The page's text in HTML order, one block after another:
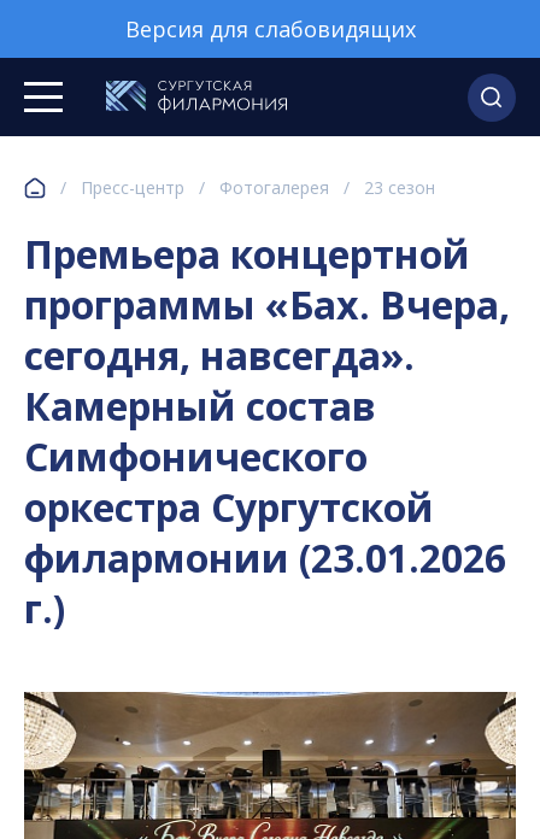
Версия для слабовидящих
/ Пресс-центр / Фотогалерея / 23 сезон
Премьера концертной
программы «Бах. Вчера,
сегодня, навсегда».
Камерный состав
Симфонического
оркестра Сургутской
филармонии (23.01.2026
г.)